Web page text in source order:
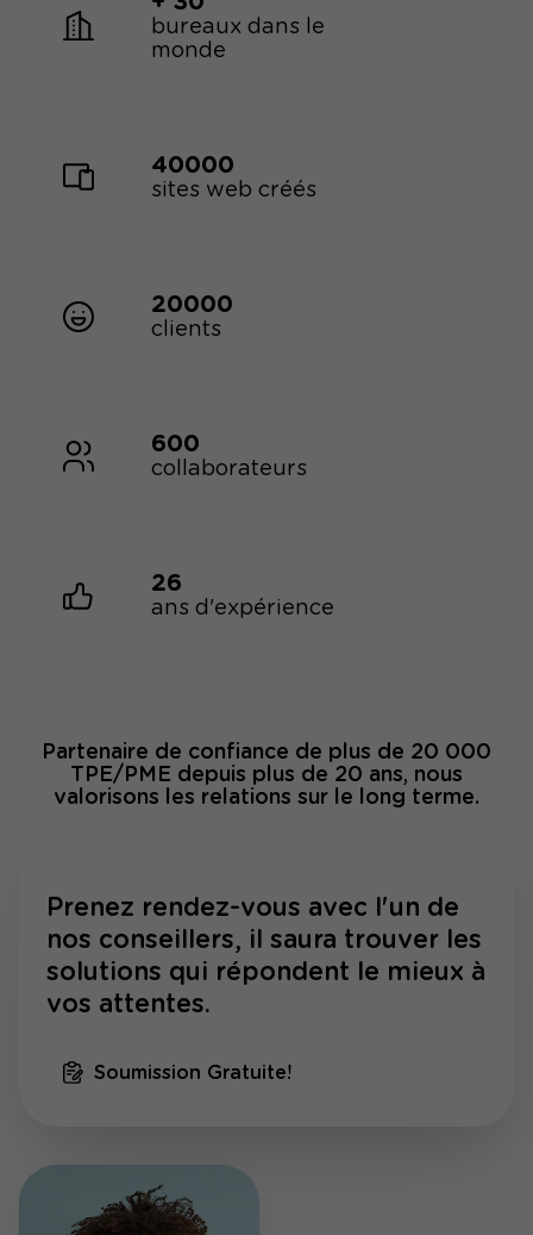
bureaux dans le
monde
40000
sites web créés
20000
clients
600
collaborateurs
26
ans d'expérience
Partenaire de confiance de plus de 20 000
TPE/PME depuis plus de 20 ans, nous
valorisons les relations sur le long terme.
Prenez rendez-vous avec l'un de
nos conseillers, il saura trouver les
solutions qui répondent le mieux à
vos attentes.
Soumission Gratuite!